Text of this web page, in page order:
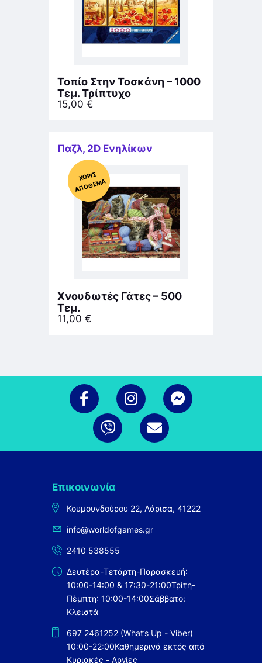
Τοπίο Στην Τοσκάνη – 1000
Τεμ. Τρίπτυχο
15,00 €
Παζλ, 2D Ενηλίκων
Χ
ΩΡΊΣ
Α
Π
Ό
ΘΕ
ΜΑ
Χνουδωτές Γάτες – 500
Τεμ.
11,00 €
Επικοινωνία
Κουμουνδούρου 22, Λάρισα, 41222
info@worldofgames.gr
2410 538555
Δευτέρα-Τετάρτη-Παρασκευή:
10:00-14:00 & 17:30-21:00Τρίτη-
Πέμπτη: 10:00-14:00Σάββατο:
Κλειστά
697 2461252 (What’s Up - Viber)
10:00-22:00Καθημερινά εκτός από
Κυριακές - Αργίες